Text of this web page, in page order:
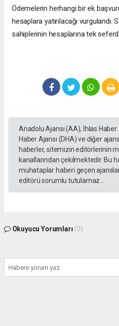
Ödemelerin herhangi bir ek
hesaplara yatırılacağı
sahiplerinin hesaplarına tek
Anadolu Ajansı (AA), İhlas Haber
Haber Ajansı (DHA) ve diğer
haberler, sitemizin editörlerinin
kanallarından çekilmektedir. Bu
muhataplar haberi geçen
editörü sorumlu tutulamaz...
Okuyucu Yorumları (0)